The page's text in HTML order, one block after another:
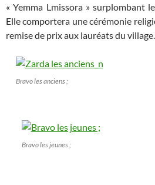
« Yemma Lmissora » surplombant
Elle comportera une cérémonie
remise de prix aux lauréats du village.
Bravo les anciens ;
Bravo les jeunes ;